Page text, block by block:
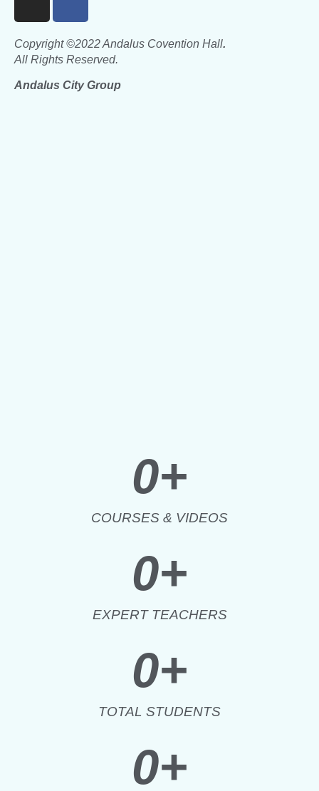
Copyright ©2022 Andalus Covention Hall.
All Rights Reserved.
Andalus City Group
COURSES & VIDEOS
0+
EXPERT TEACHERS
0+
TOTAL STUDENTS
0+
0+